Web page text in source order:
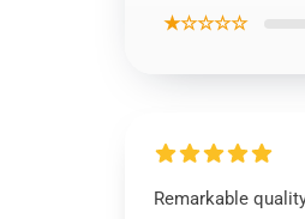
★☆☆☆☆
Remarkable